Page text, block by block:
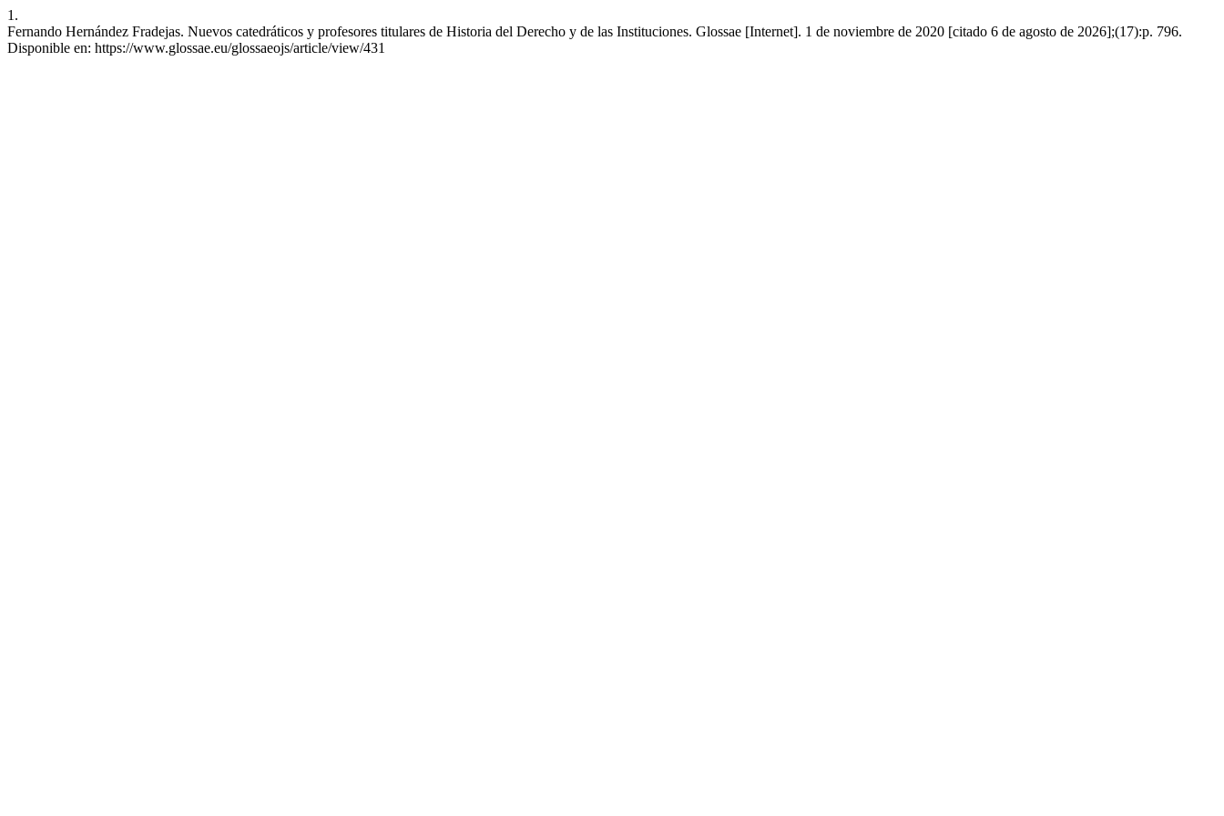
1.
Fernando Hernández Fradejas. Nuevos catedráticos y profesores titulares de Historia del Derecho y de las Instituciones. Glossae [Internet]. 1 de noviembre de 2020 [citado 6 de agosto de 2026];(17):p. 796.
Disponible en: https://www.glossae.eu/glossaeojs/article/view/431